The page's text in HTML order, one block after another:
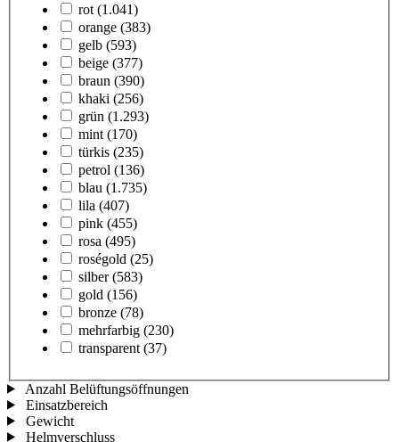
rot (1.041)
orange (383)
gelb (593)
beige (377)
braun (390)
khaki (256)
grün (1.293)
mint (170)
türkis (235)
petrol (136)
blau (1.735)
lila (407)
pink (455)
rosa (495)
roségold (25)
silber (583)
gold (156)
bronze (78)
mehrfarbig (230)
transparent (37)
Anzahl Belüftungsöffnungen
Einsatzbereich
Gewicht
Helmverschluss